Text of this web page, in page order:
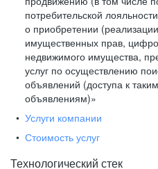
потребительской
о приобретении
имущественных прав,
недвижимого имущества,
услуг по осуществлению
объявлений (доступа к
объявлениям)»
Услуги компании
Стоимость услуг
Технологический стек